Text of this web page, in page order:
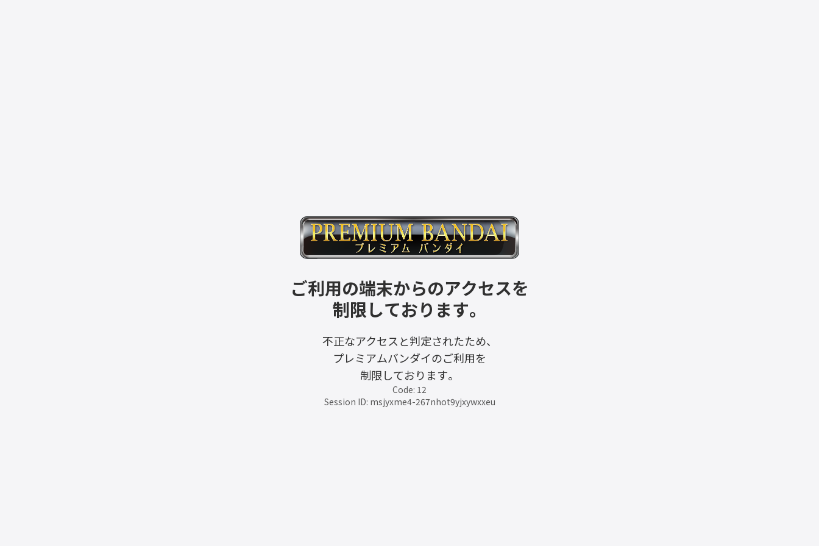
ご利用の端末からのアクセスを
制限しております。
不正なアクセスと判定されたため、
プレミアムバンダイのご利用を
制限しております。
Code: 12
Session ID: msjyxme4-267nhot9yjxywxxeu